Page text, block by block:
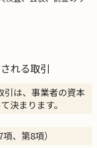
れる取引
引は、事業者の資本
決まります。
、第8項）